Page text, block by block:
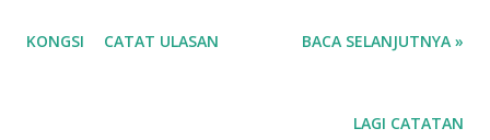
KONGSI CATAT ULASAN BACA SELANJUTNYA »
LAGI CATATAN